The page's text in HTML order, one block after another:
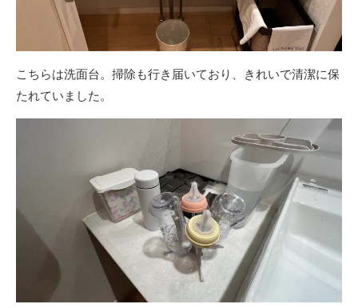
こちらは洗面台。掃除も行き届いており、きれいで清潔に保
たれていました。